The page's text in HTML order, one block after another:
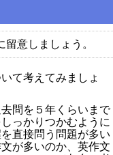
意しましょう。
て考えてみましょ
問を５年くらいまで
っかりつかむように
直接問う問題が多い
が多いのか、英作文